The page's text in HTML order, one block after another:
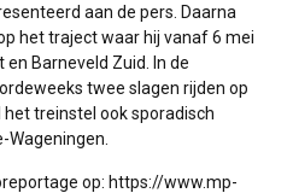
aan de pers. Daarna
het traject waar hij vanaf 6 mei
Barneveld Zuid. In de
twee slagen rijden op
treinstel ook sporadisch
op: https://www.mp-